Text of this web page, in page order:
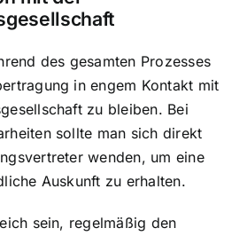
des gesamten Prozesses
in engem Kontakt mit
zu bleiben. Bei
sollte man sich direkt
wenden, um eine
Auskunft zu erhalten.
sein, regelmäßig den